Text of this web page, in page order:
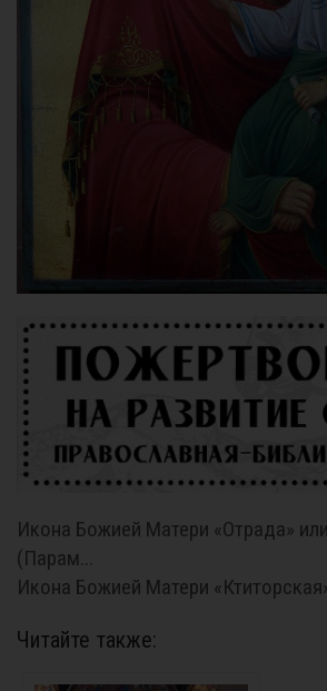
Икона Божией Матери «Отрада»
(Парам...
Икона Божией Матери
Читайте также: